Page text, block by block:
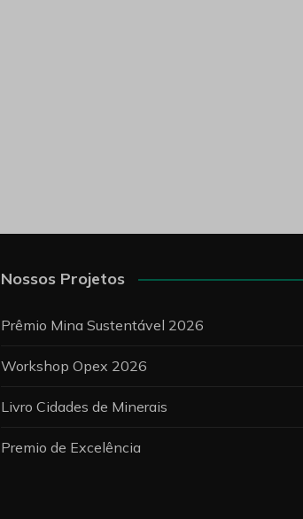
Nossos Projetos
Prêmio Mina Sustentável 2026
Workshop Opex 2026
Livro Cidades de Minerais
Premio de Excelência